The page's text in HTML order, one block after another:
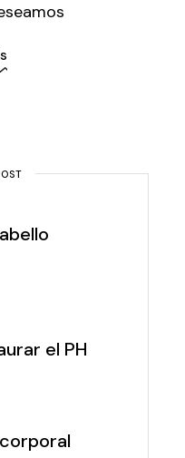
el PH